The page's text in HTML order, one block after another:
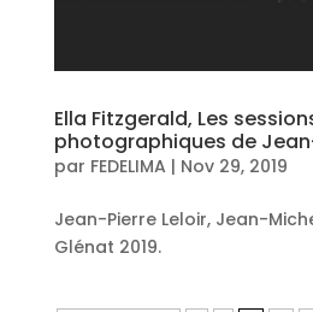
Ella Fitzgerald, Les
photographiques de
par FEDELIMA | Nov 29, 2019
Jean-Pierre Leloir, Jean-
Glénat 2019.